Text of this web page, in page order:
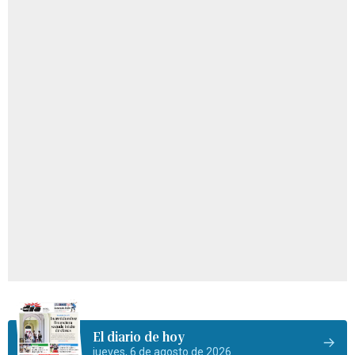
El diario de hoy
jueves, 6 de agosto de 2026